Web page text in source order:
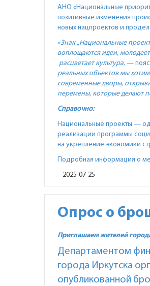
АНО «Национальные
позитивные изменения
новых нацпроектов и
«Знак„Национальные
воплощаются идеи,
расцветает культура, —
реальных объектов мы хотим
современные дворы,
перемены, которые делают
Справочно:
Национальные проекты —
реализации программы
на укрепление экономики
Подробная информация о
2025-07-25
Опрос о
Приглашаем жителей
Департаментом
города Иркутска
опубликованной